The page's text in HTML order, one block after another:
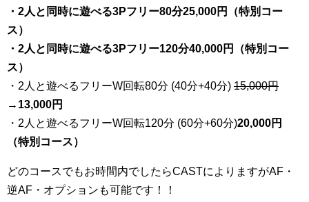
・2人と同時に遊べる3Pフリー80分25,000円（特別コー
ス）
・2人と同時に遊べる3Pフリー120分40,000円（特別コー
ス）
・2人と遊べるフリーW回転80分 (40分+40分) 15,000円
→ 13,000円
・2人と遊べるフリーW回転120分 (60分+60分)20,000円
（特別コース）
どのコースでもお時間内でしたらCASTによりますがAF・
逆AF・オプションも可能です！！